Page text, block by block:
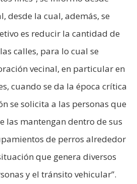
desde la cual, además, se
es reducir la cantidad de
calles, para lo cual se
vecinal, en particular en
cuando se da la época crítica
se solicita a las personas que
las mantengan dentro de sus
de perros alrededor
que genera diversos
y el tránsito vehicular”.